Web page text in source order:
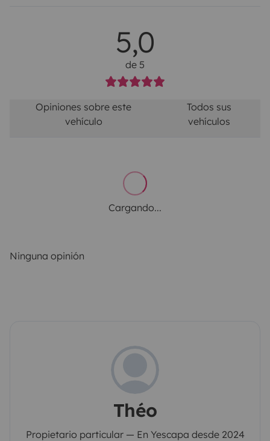
5,0
de 5
Opiniones sobre este
vehículo
Todos sus
vehículos
Cargando...
Ninguna opinión
Théo
Propietario particular — En Yescapa desde 2024